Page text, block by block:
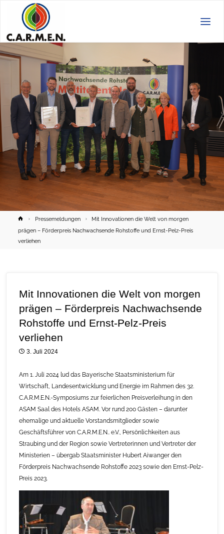
HomePressemeldungen
Mit Innovationen die Welt von morgen
prägen – Förderpreis Nachwachsende Rohstoffe und Ernst-Pelz-Preis
verliehen
Mit Innovationen die Welt von morgen
prägen – Förderpreis Nachwachsende
Rohstoffe und Ernst-Pelz-Preis
verliehen
3. Juli 2024
Am 1. Juli 2024 lud das Bayerische Staatsministerium für
Wirtschaft, Landesentwicklung und Energie im Rahmen des 32.
C.A.R.M.E.N.-Symposiums zur feierlichen Preisverleihung in den
ASAM Saal des Hotels ASAM. Vor rund 200 Gästen – darunter
ehemalige und aktuelle Vorstandsmitglieder sowie
Geschäftsführer von C.A.R.M.E.N.. e.V., Persönlichkeiten aus
Straubing und der Region sowie Vertreterinnen und Vertreter der
Ministerien – übergab Staatsminister Hubert Aiwanger den
Förderpreis Nachwachsende Rohstoffe 2023 sowie den Ernst-Pelz-
Preis 2023.